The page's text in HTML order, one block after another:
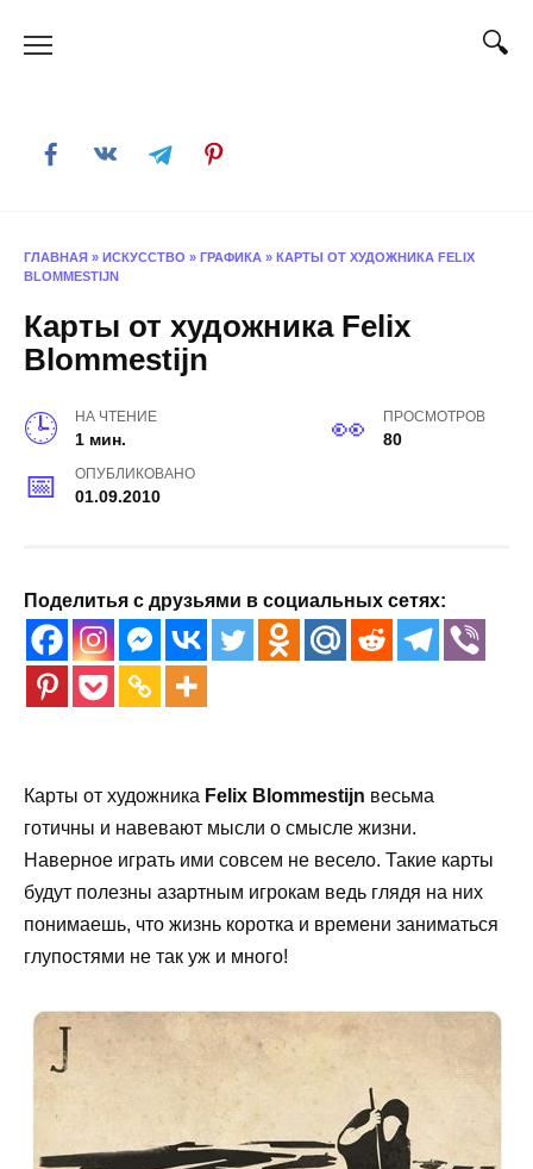
ГЛАВНАЯ » ИСКУССТВО » ГРАФИКА » КАРТЫ ОТ ХУДОЖНИКА FELIX
BLOMMESTIJN
Карты от художника Felix
Blommestijn
НА ЧТЕНИЕ
1 мин.
ПРОСМОТРОВ
80
ОПУБЛИКОВАНО
01.09.2010
Поделитья с друзьями в социальных сетях:
Карты от художника Felix Blommestijn весьма
готичны и навевают мысли о смысле жизни.
Наверное играть ими совсем не весело. Такие карты
будут полезны азартным игрокам ведь глядя на них
понимаешь, что жизнь коротка и времени заниматься
глупостями не так уж и много!